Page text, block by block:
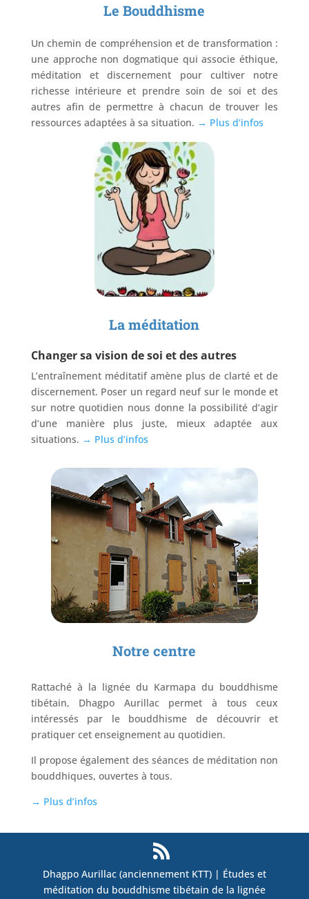
Le Bouddhisme
Un chemin de compréhension et de transformation :
une approche non dogmatique qui associe éthique,
méditation et discernement pour cultiver notre
richesse intérieure et prendre soin de soi et des
autres afin de permettre à chacun de trouver les
ressources adaptées à sa situation. → Plus d’infos
La méditation
Changer sa vision de soi et des autres
L’entraînement méditatif amène plus de clarté et de
discernement. Poser un regard neuf sur le monde et
sur notre quotidien nous donne la possibilité d’agir
d’une manière plus juste, mieux adaptée aux
situations. → Plus d’infos
Notre centre
Rattaché à la lignée du Karmapa du bouddhisme
tibétain, Dhagpo Aurillac permet à tous ceux
intéressés par le bouddhisme de découvrir et
pratiquer cet enseignement au quotidien.
Il propose également des séances de méditation non
bouddhiques, ouvertes à tous.
→ Plus d’infos
Dhagpo Aurillac (anciennement KTT) | Études et
méditation du bouddhisme tibétain de la lignée